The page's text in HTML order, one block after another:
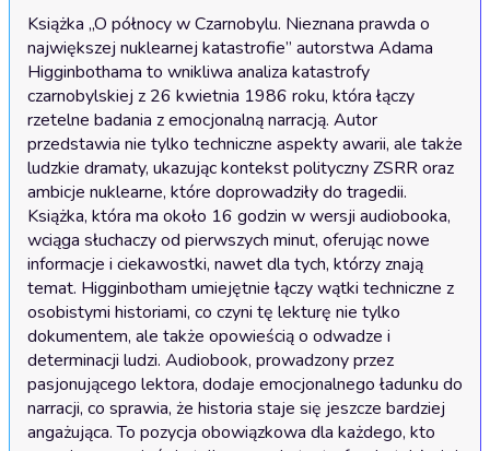
Książka „O północy w Czarnobylu. Nieznana prawda o
największej nuklearnej katastrofie” autorstwa Adama
Higginbothama to wnikliwa analiza katastrofy
czarnobylskiej z 26 kwietnia 1986 roku, która łączy
rzetelne badania z emocjonalną narracją. Autor
przedstawia nie tylko techniczne aspekty awarii, ale także
ludzkie dramaty, ukazując kontekst polityczny ZSRR oraz
ambicje nuklearne, które doprowadziły do tragedii.
Książka, która ma około 16 godzin w wersji audiobooka,
wciąga słuchaczy od pierwszych minut, oferując nowe
informacje i ciekawostki, nawet dla tych, którzy znają
temat. Higginbotham umiejętnie łączy wątki techniczne z
osobistymi historiami, co czyni tę lekturę nie tylko
dokumentem, ale także opowieścią o odwadze i
determinacji ludzi. Audiobook, prowadzony przez
pasjonującego lektora, dodaje emocjonalnego ładunku do
narracji, co sprawia, że historia staje się jeszcze bardziej
angażująca. To pozycja obowiązkowa dla każdego, kto